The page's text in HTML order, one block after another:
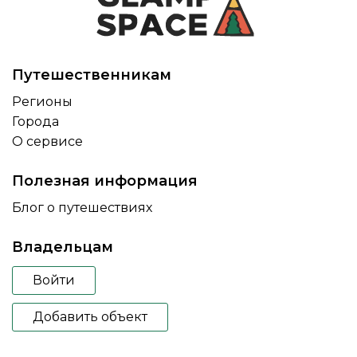
Путешественникам
Регионы
Города
О сервисе
Полезная информация
Блог о путешествиях
Владельцам
Войти
Добавить объект